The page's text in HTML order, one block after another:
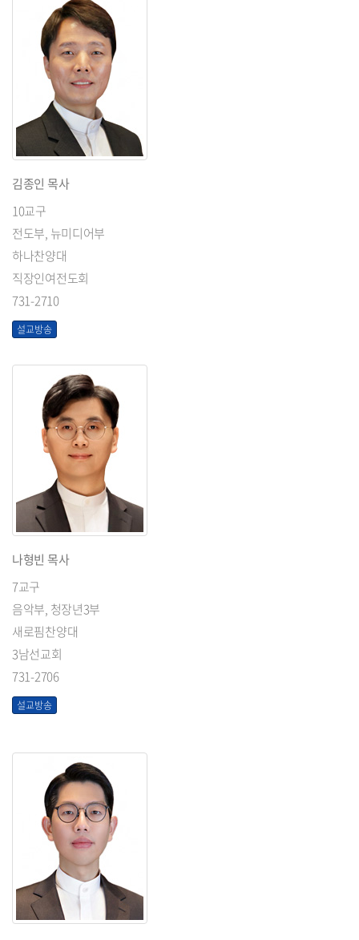
김종인 목사
10교구
전도부, 뉴미디어부
하나찬양대
직장인여전도회
731-2710
설교방송
나형빈 목사
7교구
음악부, 청장년3부
새로핌찬양대
3남선교회
731-2706
설교방송